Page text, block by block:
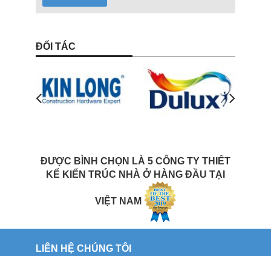
ĐỐI TÁC
ĐƯỢC BÌNH CHỌN LÀ 5 CÔNG TY THIẾT
KẾ KIẾN TRÚC NHÀ Ở HÀNG ĐẦU TẠI
VIỆT NAM
LIÊN HỆ CHÚNG TÔI